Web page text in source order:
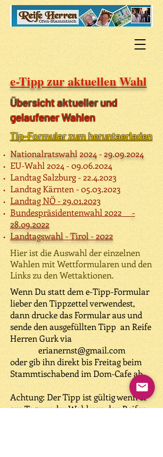
e-Tipp zur aktuellen Wahl
Übersicht aktueller und
gelaufener Wahlen
Tip-Formular zum heruntaerladen
Nationalratswahl2024 - 29.09.2024
EU-Wahl2024 - 09.06.2024
Landtag Salzburg -22.4.2023
Landtag Kärnten -05.03.2023
Landtag NÖ - 29.01.2023
Bundespräsidentenwahl 2022__ -
28.o9.2022
Landtagswahl - Tirol - 2022
Hier ist die Auswahl der einzelnen
Wahlen mit Wettformularen und den
Links zu den Wettaktionen.
Wenn Du statt dem e-Tipp-Formular
lieber den Tippzettel verwendest,
dann drucke das Formular aus und
sende den ausgefüllten Tipp an Reife
Herren Gurk via
erianernst@gmail.com
oder gib ihn direkt bis Freitag beim
Stammtischabend im Dom-Cafe ab.
Achtung: Der Tipp ist gültig wenn er
am Tag vor der Wahl von den Reifen